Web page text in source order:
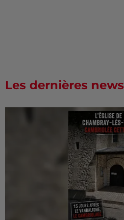
Les dernières news